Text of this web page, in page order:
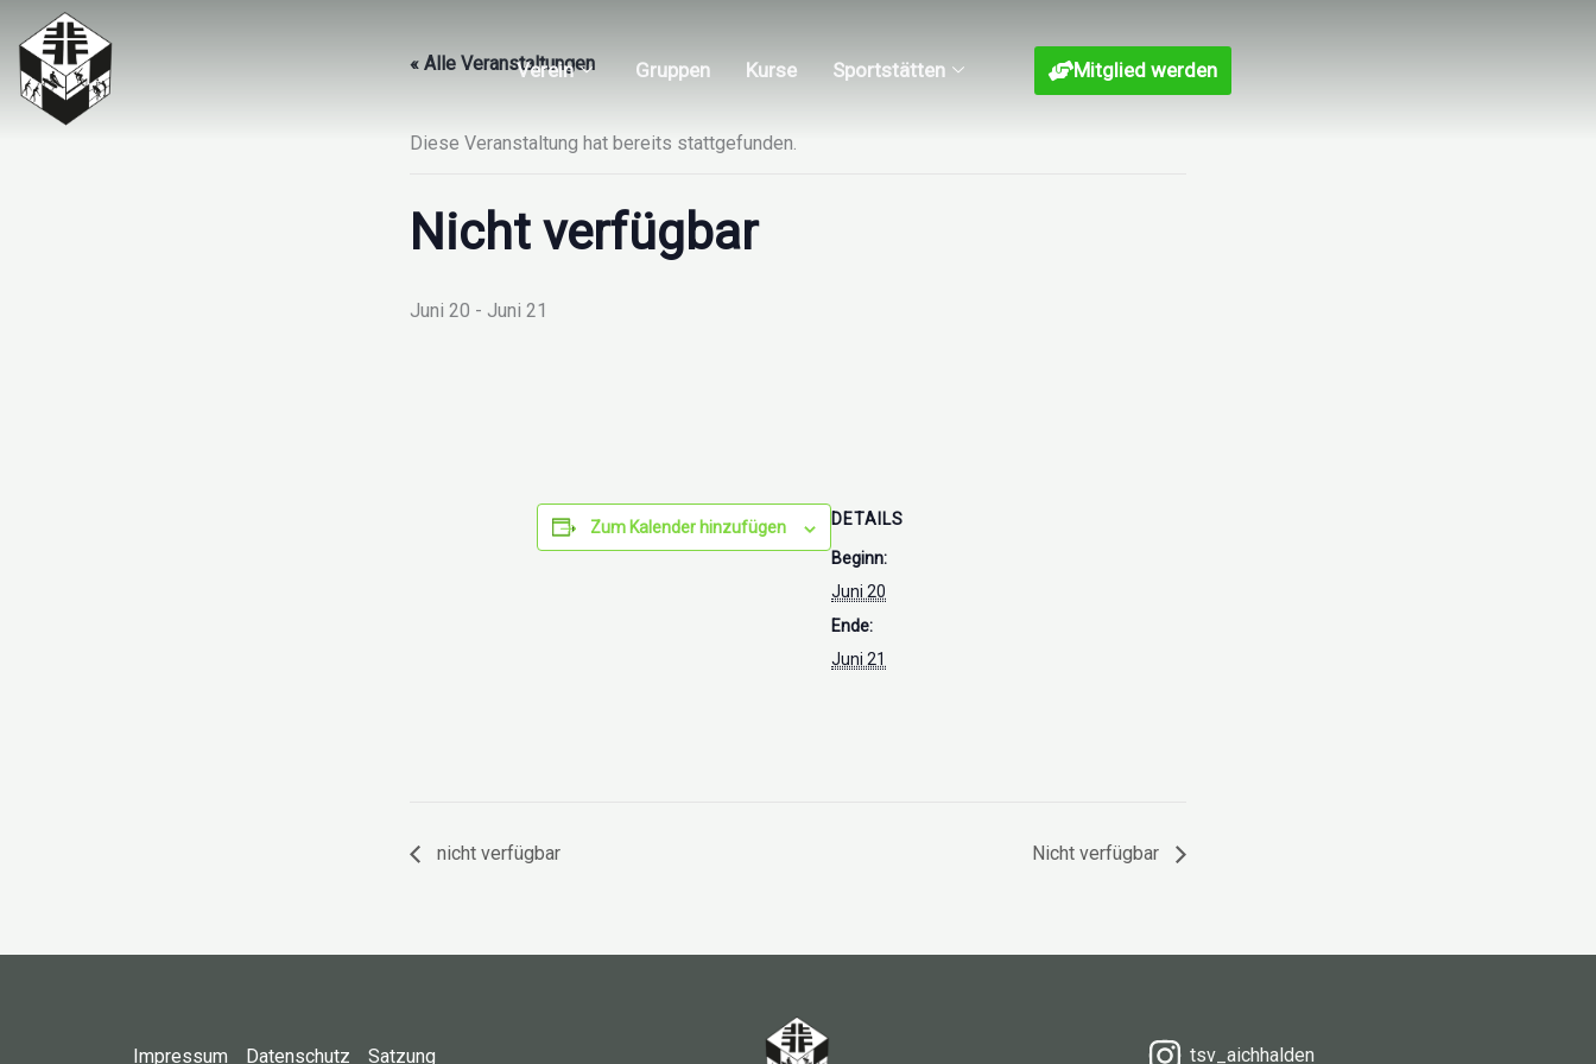
Inhalt
springen
Verein Gruppen Kurse Sportstätten Mitglied werden
« Alle Veranstaltungen
Diese Veranstaltung hat bereits stattgefunden.
Nicht verfügbar
Juni 20 - Juni 21
Zum Kalender hinzufügen DETAILS
Beginn:
Juni 20
Ende:
Juni 21
nicht verfügbar Nicht verfügbar
Impressum Datenschutz Satzung tsv_aichhalden